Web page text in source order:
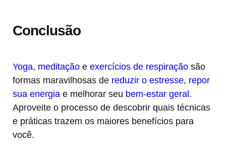
Conclusão
Yoga, meditação e exercícios de respiração são
formas maravilhosas de reduzir o estresse, repor
sua energia e melhorar seu bem-estar geral .
Aproveite o processo de descobrir quais técnicas
e práticas trazem os maiores benefícios para
você.